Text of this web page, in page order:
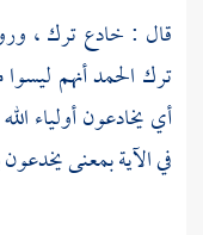
قال : خادع ترك ،
ترك الحمد أنهم
أي يخادعون أولياء
في الآية بمعنى